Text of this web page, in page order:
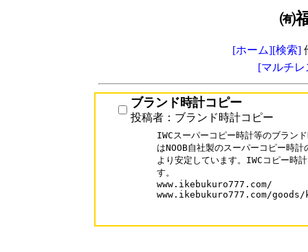
㈲
[ホーム][検索]
[マルチ
ブランド時計コピー
投稿者：ブランド時計コピー
IWCスーパーコピー時計等のブラン
はNOOB自社製のスーパーコピー時
より安定しています。IWCコピー時
す。
www.ikebukuro777.com/
www.ikebukuro777.com/